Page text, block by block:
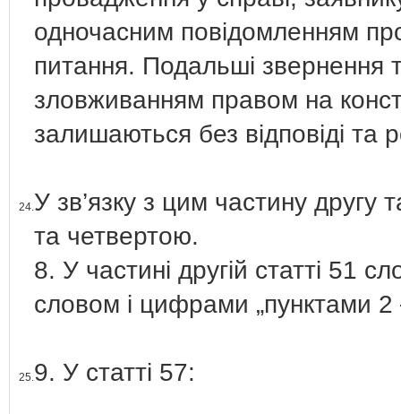
одночасним повідомленням
питання. Подальші звернення
зловживанням правом на
залишаються без відповіді та
24.У зв’язку з цим частину
та четвертою.
8. У частині другій статті 51
словом і цифрами „пунктами
25.9. У статті 57: